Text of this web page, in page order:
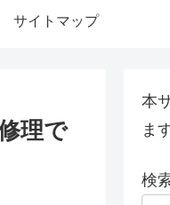
サイトマップ
理で
本
ま
検